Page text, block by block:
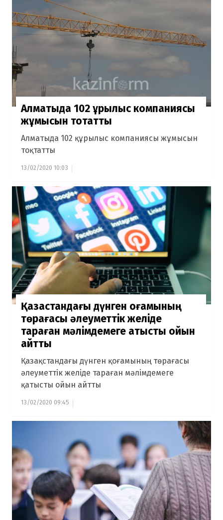
Алматыда 102 құрылыс компаниясы
жұмысын тоқтатты
Алматыда 102 құрылыс компаниясы жұмысын
тоқтатты
13/02/2020 10:03
Қазақстандағы дүнген қоғамының
төрағасы әлеуметтік желіде
тараған мәлімдемеге қатысты ойын
айтты
Қазақстандағы дүнген қоғамының төрағасы
әлеуметтік желіде тараған мәлімдемеге
қатысты ойын айтты
13/02/2020 09:45